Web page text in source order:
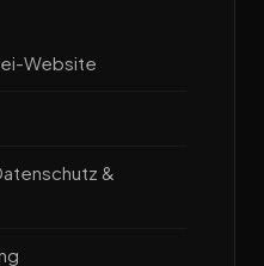
Website
&